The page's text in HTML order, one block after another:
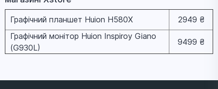
Графічний планшет Huion H580X
2949 ₴
Графічний монітор Huion Inspiroy Giano
(G930L)
9499 ₴